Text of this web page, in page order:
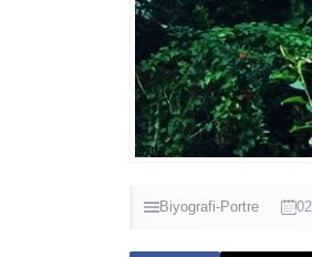
Biyografi-Portre